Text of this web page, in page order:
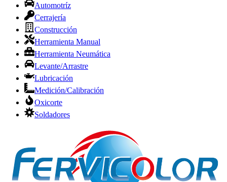
Automotríz
Cerrajería
Construcción
Herramienta Manual
Herramienta Neumática
Levante/Arrastre
Lubricación
Medición/Calibración
Oxicorte
Soldadores